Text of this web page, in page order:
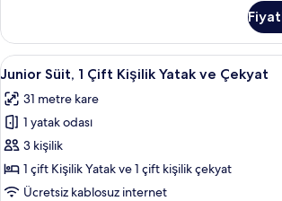
Kişilik
Yatak
hakkında
fazla
detay
Junior
Süit,
1
Çift
Kişilik
Yatak
ve
Anti alerjik
6
Junior Süit, 1 Çift Kişilik Yatak ve Çekyat
31 metre kare
1 yatak odası
3 kişilik
1 çift Kişilik Yatak ve 1 çift kişilik çekyat
Ücretsiz kablosuz internet